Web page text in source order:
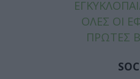
ΟΛΕΣ ΟΙ
ΠΡΩΤΕΣ